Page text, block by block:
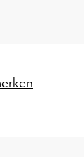
merken